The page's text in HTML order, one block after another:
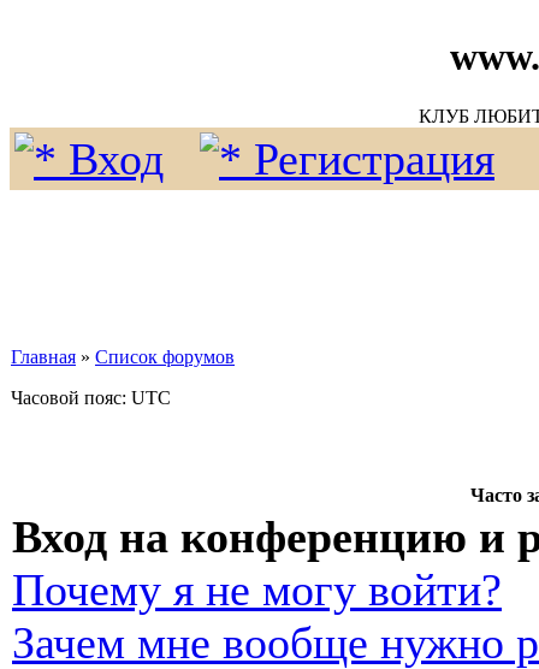
КЛУБ
Вход Регистрация
Главная » Список форумов
Часовой пояс: UTC
Часто
Вход на конференцию и
Почему я не могу войти?
Зачем мне вообще нужно